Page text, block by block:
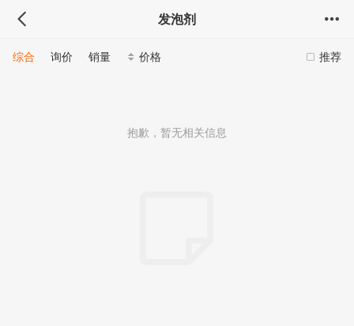
发泡剂
推荐
综合 询价 销量 价格
抱歉，暂无相关信息